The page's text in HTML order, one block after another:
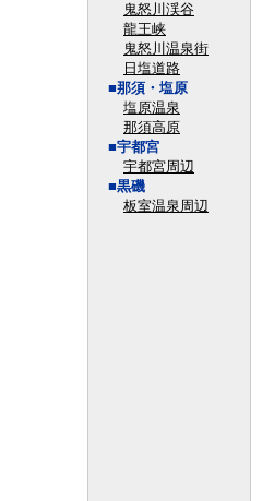
鬼怒川渓谷
龍王峡
鬼怒川温泉街
日塩道路
■那須・塩原
塩原温泉
那須高原
■宇都宮
宇都宮周辺
■黒磯
板室温泉周辺